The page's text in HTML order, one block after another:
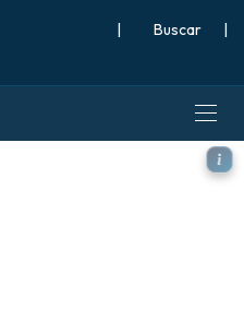
| |
modelo